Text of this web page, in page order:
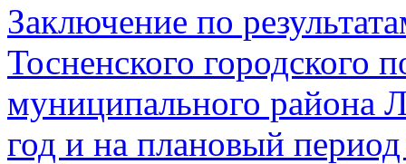
Заключение по
Тосненского городского
муниципального района
год и на плановый